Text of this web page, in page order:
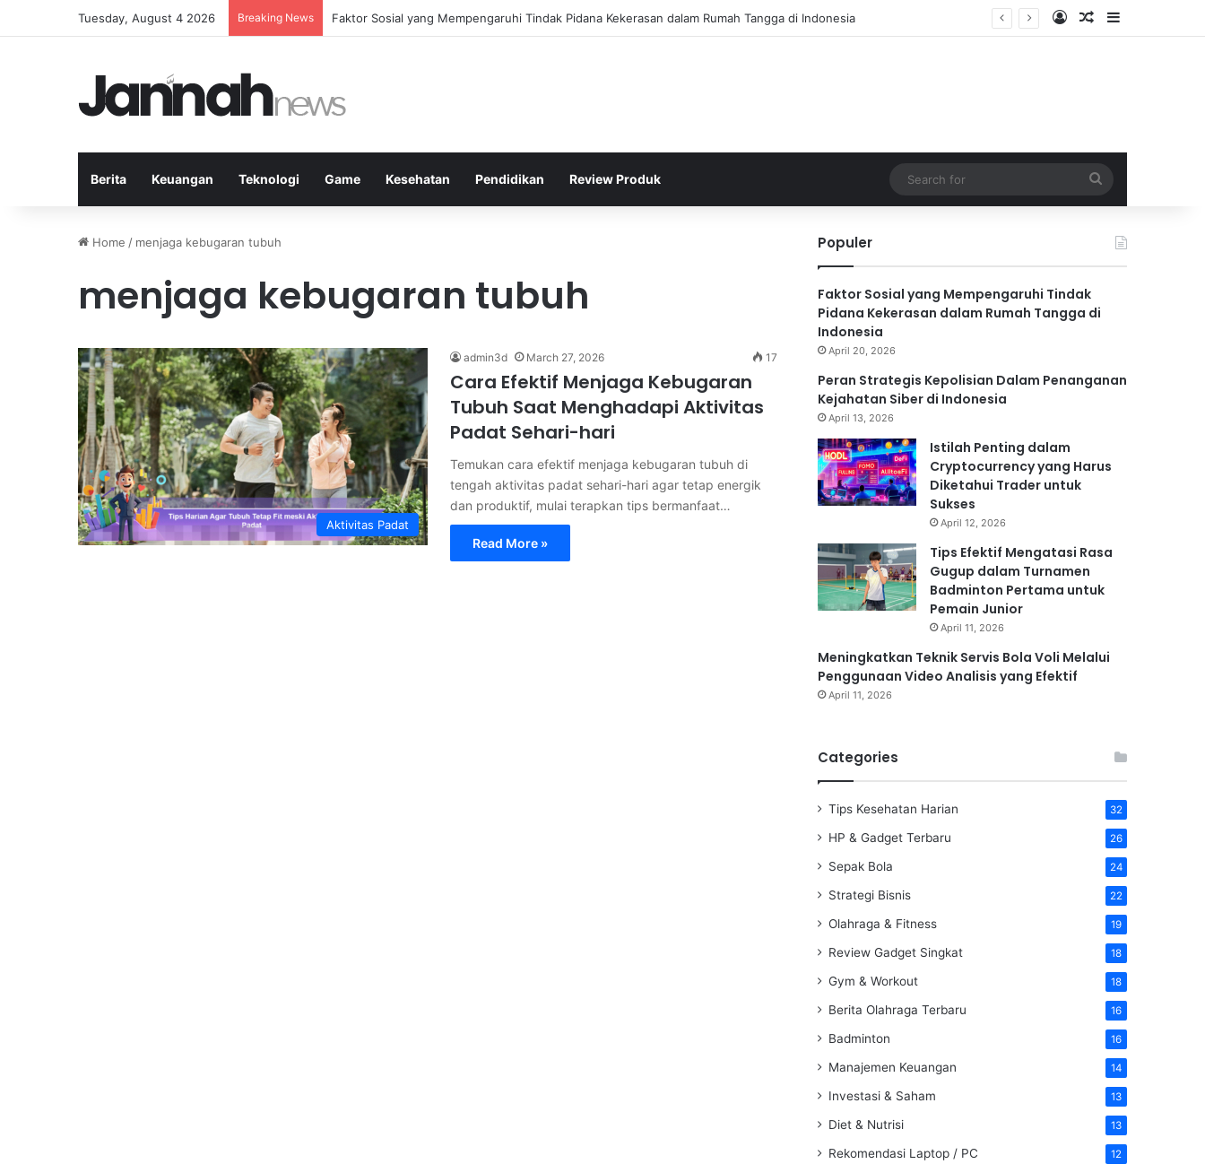
Tuesday, August 4 2026 Breaking News Peran Strategis Kepolisian Dalam Penanganan Kejahatan Siber di Indonesia Log InRandom Article
Sidebar
Berita Keuangan Teknologi Game Kesehatan Pendidikan Review Produk
for
Home / menjaga kebugaran tubuh
menjaga kebugaran tubuh
Aktivitas Padat
admin3d March 27, 2026 17
Cara Efektif Menjaga Kebugaran
Tubuh Saat Menghadapi Aktivitas
Padat Sehari-hari
Temukan cara efektif menjaga kebugaran tubuh di
tengah aktivitas padat sehari-hari agar tetap energik
dan produktif, mulai terapkan tips bermanfaat…
Read More »
Populer
Faktor Sosial yang Mempengaruhi Tindak
Pidana Kekerasan dalam Rumah Tangga di
Indonesia
April 20, 2026
Peran Strategis Kepolisian Dalam Penanganan
Kejahatan Siber di Indonesia
April 13, 2026
Istilah Penting dalam
Cryptocurrency yang Harus
Diketahui Trader untuk
Sukses
April 12, 2026
Tips Efektif Mengatasi Rasa
Gugup dalam Turnamen
Badminton Pertama untuk
Pemain Junior
April 11, 2026
Meningkatkan Teknik Servis Bola Voli Melalui
Penggunaan Video Analisis yang Efektif
April 11, 2026
Categories
Tips Kesehatan Harian 32
HP & Gadget Terbaru 26
Sepak Bola 24
Strategi Bisnis 22
Olahraga & Fitness 19
Review Gadget Singkat 18
Gym & Workout 18
Berita Olahraga Terbaru 16
Badminton 16
Manajemen Keuangan 14
Investasi & Saham 13
Diet & Nutrisi 13
Rekomendasi Laptop / PC 12